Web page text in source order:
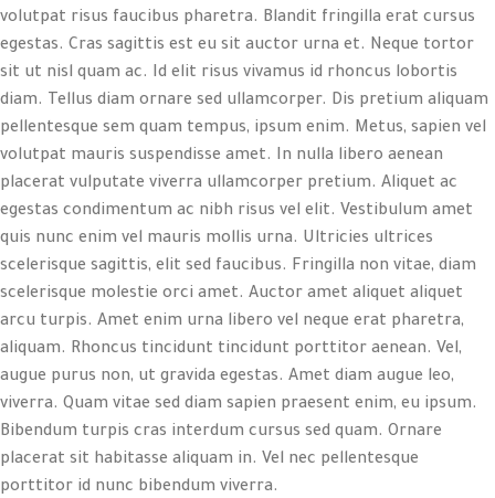
volutpat risus faucibus pharetra. Blandit fringilla erat cursus
egestas. Cras sagittis est eu sit auctor urna et. Neque tortor
sit ut nisl quam ac. Id elit risus vivamus id rhoncus lobortis
diam. Tellus diam ornare sed ullamcorper. Dis pretium aliquam
pellentesque sem quam tempus, ipsum enim. Metus, sapien vel
volutpat mauris suspendisse amet. In nulla libero aenean
placerat vulputate viverra ullamcorper pretium. Aliquet ac
egestas condimentum ac nibh risus vel elit. Vestibulum amet
quis nunc enim vel mauris mollis urna. Ultricies ultrices
scelerisque sagittis, elit sed faucibus. Fringilla non vitae, diam
scelerisque molestie orci amet. Auctor amet aliquet aliquet
arcu turpis. Amet enim urna libero vel neque erat pharetra,
aliquam. Rhoncus tincidunt tincidunt porttitor aenean. Vel,
augue purus non, ut gravida egestas. Amet diam augue leo,
viverra. Quam vitae sed diam sapien praesent enim, eu ipsum.
Bibendum turpis cras interdum cursus sed quam. Ornare
placerat sit habitasse aliquam in. Vel nec pellentesque
porttitor id nunc bibendum viverra.